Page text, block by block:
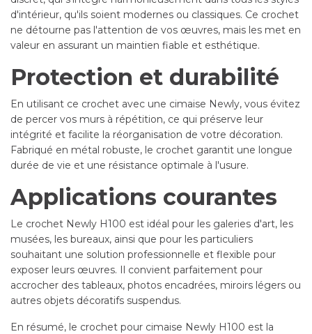
d'intérieur, qu'ils soient modernes ou classiques. Ce crochet
ne détourne pas l'attention de vos œuvres, mais les met en
valeur en assurant un maintien fiable et esthétique.
Protection et durabilité
En utilisant ce crochet avec une cimaise Newly, vous évitez
de percer vos murs à répétition, ce qui préserve leur
intégrité et facilite la réorganisation de votre décoration.
Fabriqué en métal robuste, le crochet garantit une longue
durée de vie et une résistance optimale à l'usure.
Applications courantes
Le crochet Newly H100 est idéal pour les galeries d'art, les
musées, les bureaux, ainsi que pour les particuliers
souhaitant une solution professionnelle et flexible pour
exposer leurs œuvres. Il convient parfaitement pour
accrocher des tableaux, photos encadrées, miroirs légers ou
autres objets décoratifs suspendus.
En résumé, le crochet pour cimaise Newly H100 est la